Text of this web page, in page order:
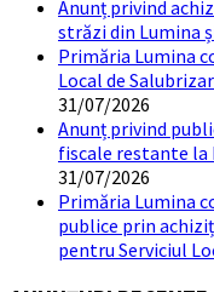
Anunț privind
străzi din Lumina
Primăria Lumina
Local de
31/07/2026
Anunț privind
fiscale restante la
31/07/2026
Primăria Lumina
publice prin
pentru Serviciul